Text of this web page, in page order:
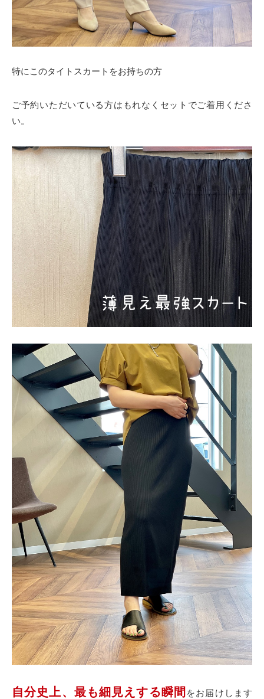
特にこのタイトスカートをお持ちの方
ご予約いただいている方はもれなくセットでご着用くださ
い。
自分史上、最も細見えする瞬間 をお届けします